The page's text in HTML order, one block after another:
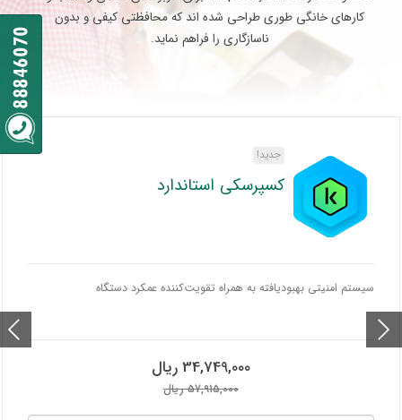
کارهای خانگی طوری طراحی شده اند که محافظتی کیفی و بدون
ناسازگاری را فراهم نماید.
جدید!
کسپرسکی استاندارد
سیستم امنیتی بهبودیافته به همراه تقویت‌کننده عمکرد دستگاه
34,749,000 ریال
57,915,000 ریال